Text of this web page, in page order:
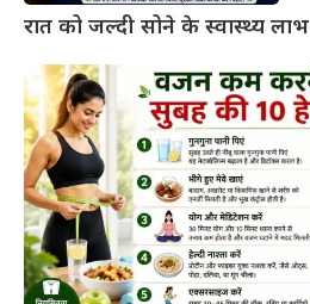
रात को जल्दी सोने के स्वास्थ्य लाभ